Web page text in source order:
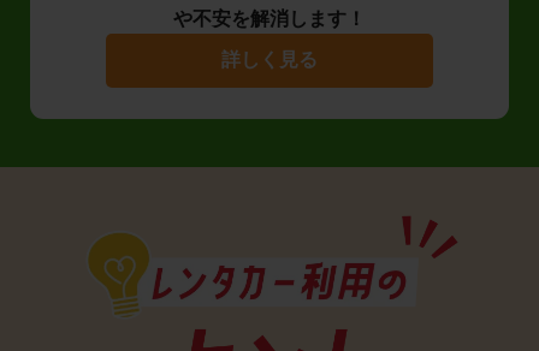
や不安を解消します！
詳しく見る